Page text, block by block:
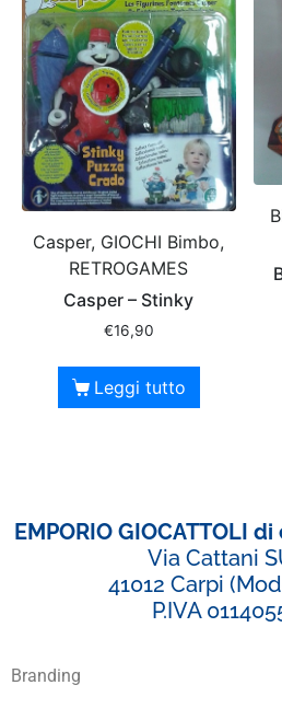
Casper, GIOCHI Bimbo,
RETROGAMES
Casper – Stinky
€16,90
Leggi tutto
EMPORIO GIOCATTOLI
Via Cattani
41012 Carpi
P.IVA
Branding